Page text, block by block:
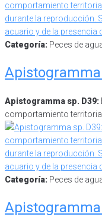
Categoría: Peces de
Apistogramma
Apistogramma sp. D39:
comportamiento
Categoría: Peces de
Apistogramma